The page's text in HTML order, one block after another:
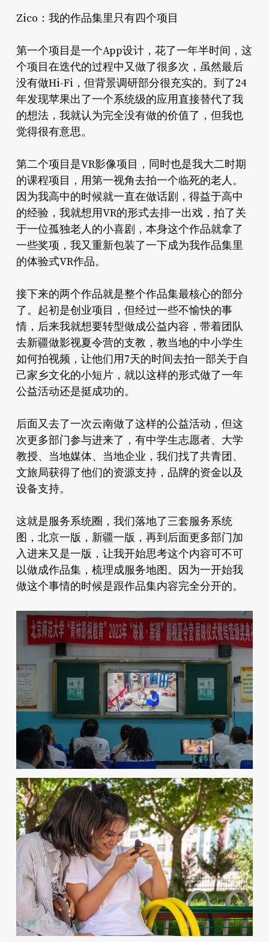
Zico：我的作品集里只有四个项目
第一个项目是一个App设计，花了一年半时间，这
个项目在迭代的过程中又做了很多次，虽然最后
没有做Hi-Fi，但背景调研部分很充实的。到了24
年发现苹果出了一个系统级的应用直接替代了我
的想法，我就认为完全没有做的价值了，但我也
觉得很有意思。
第二个项目是VR影像项目，同时也是我大二时期
的课程项目，用第一视角去拍一个临死的老人。
因为我高中的时候就一直在做话剧，得益于高中
的经验，我就想用VR的形式去排一出戏，拍了关
于一位孤独老人的小喜剧，本身这个作品就拿了
一些奖项，我又重新包装了一下成为我作品集里
的体验式VR作品。
接下来的两个作品就是整个作品集最核心的部分
了。起初是创业项目，但经过一些不愉快的事
情，后来我就想要转型做成公益内容，带着团队
去新疆做影视夏令营的支教，教当地的中小学生
如何拍视频，让他们用7天的时间去拍一部关于自
己家乡文化的小短片，就以这样的形式做了一年
公益活动还是挺成功的。
后面又去了一次云南做了这样的公益活动，但这
次更多部门参与进来了，有中学生志愿者、大学
教授、当地媒体、当地企业，我们找了共青团、
文旅局获得了他们的资源支持，品牌的资金以及
设备支持。
这就是服务系统圈，我们落地了三套服务系统
图，北京一版，新疆一版，再到后面更多部门加
入进来又是一版，让我开始思考这个内容可不可
以做成作品集，梳理成服务地图。因为一开始我
做这个事情的时候是跟作品集内容完全分开的。